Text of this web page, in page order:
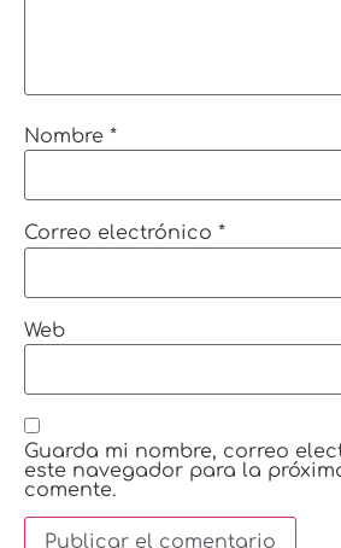
Nombre *
Correo electrónico *
Web
Guarda mi nombre, correo
este navegador para la
comente.